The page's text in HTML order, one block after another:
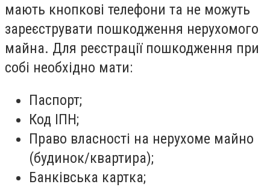
мають кнопкові телефони та не можуть
зареєструвати пошкодження нерухомого
майна. Для реєстрації пошкодження при
собі необхідно мати:
Паспорт;
Код ІПН;
Право власності на нерухоме майно
(будинок/квартира);
Банківська картка;